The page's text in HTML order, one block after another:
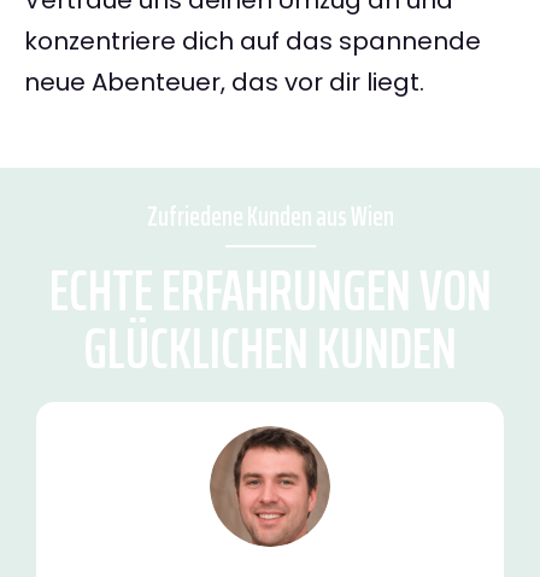
konzentriere dich auf das spannende
neue Abenteuer, das vor dir liegt.
Zufriedene Kunden aus Wien
ECHTE ERFAHRUNGEN VON
GLÜCKLICHEN KUNDEN